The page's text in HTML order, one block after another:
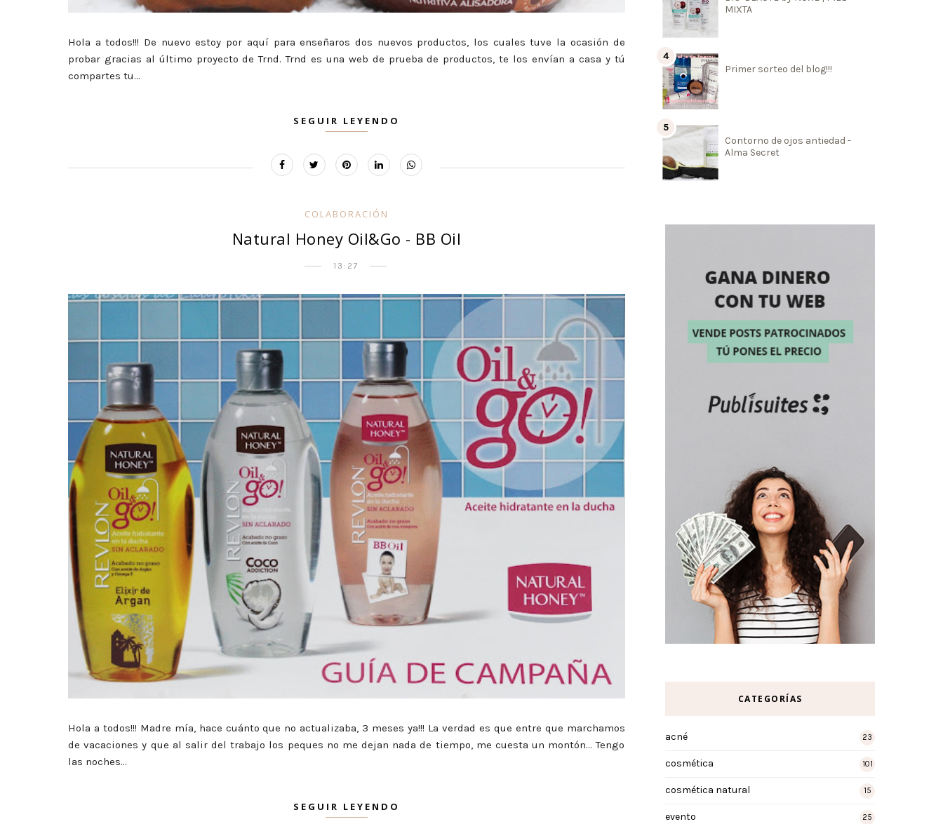
Hola a todos!!! De nuevo estoy por aquí para enseñaros dos nuevos productos, los cuales tuve la ocasión de
probar gracias al último proyecto de Trnd. Trnd es una web de prueba de productos, te los envían a casa y tú
compartes tu...
SEGUIR LEYENDO
COLABORACIÓN
Natural Honey Oil&Go - BB Oil
13:27
Hola a todos!!! Madre mía, hace cuánto que no actualizaba, 3 meses ya!!! La verdad es que entre que marchamos
de vacaciones y que al salir del trabajo los peques no me dejan nada de tiempo, me cuesta un montón… Tengo
las noches...
SEGUIR LEYENDO
MIXTA
Primer sorteo del blog!!!
Contorno de ojos antiedad -
Alma Secret
CATEGORÍAS
acné 23
cosmética 101
cosmética natural 15
evento 25